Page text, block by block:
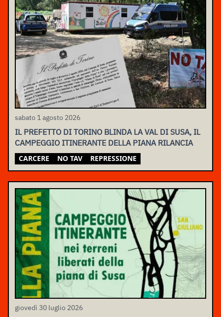
sabato 1 agosto 2026
IL PREFETTO DI TORINO BLINDA LA VAL DI SUSA, IL
CAMPEGGIO ITINERANTE DELLA PIANA RILANCIA
CARCERE NO TAV REPRESSIONE
giovedì 30 luglio 2026